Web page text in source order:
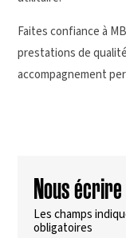
Faites confiance à
prestations de
accompagnement
Nous écrire
Les champs
obligatoires